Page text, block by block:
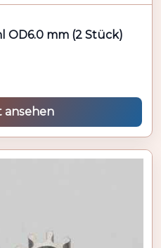
OD6.0 mm (2 Stück)
ansehen